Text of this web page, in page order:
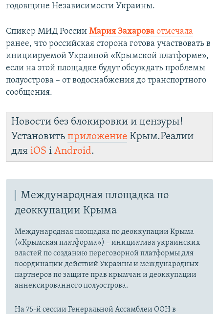
годовщине Независимости Украины.
Спикер МИД России Мария Захарова отмечала
ранее, что российская сторона готова участвовать в
инициируемой Украиной «Крымской платформе»,
если на этой площадке будут обсуждать проблемы
полуострова – от водоснабжения до транспортного
сообщения.
Новости без блокировки и цензуры!
Установить приложение Крым.Реалии
для iOS і Android.
Международная площадка по
деоккупации Крыма
Международная площадка по деоккупации Крыма
(«Крымская платформа») – инициатива украинских
властей по созданию переговорной платформы для
координации действий Украины и международных
партнеров по защите прав крымчан и деоккупации
аннексированного полуострова.
На 75-й сессии Генеральной Ассамблеи ООН в